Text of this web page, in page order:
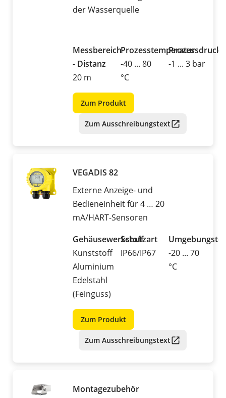
der Wasserquelle
Messbereich
- Distanz
20 m
Prozesstemperatur
-40 ... 80
°C
Prozessdruck
-1 ... 3 bar
Zum Produkt
Zum Ausschreibungstext
VEGADIS 82
Externe Anzeige- und
Bedieneinheit für 4 … 20
mA/HART-Sensoren
Gehäusewerkstoff
Kunststoff
Aluminium
Edelstahl
(Feinguss)
Schutzart
IP66/IP67
-20 ... 70
°C
Zum Produkt
Zum Ausschreibungstext
Montagezubehör